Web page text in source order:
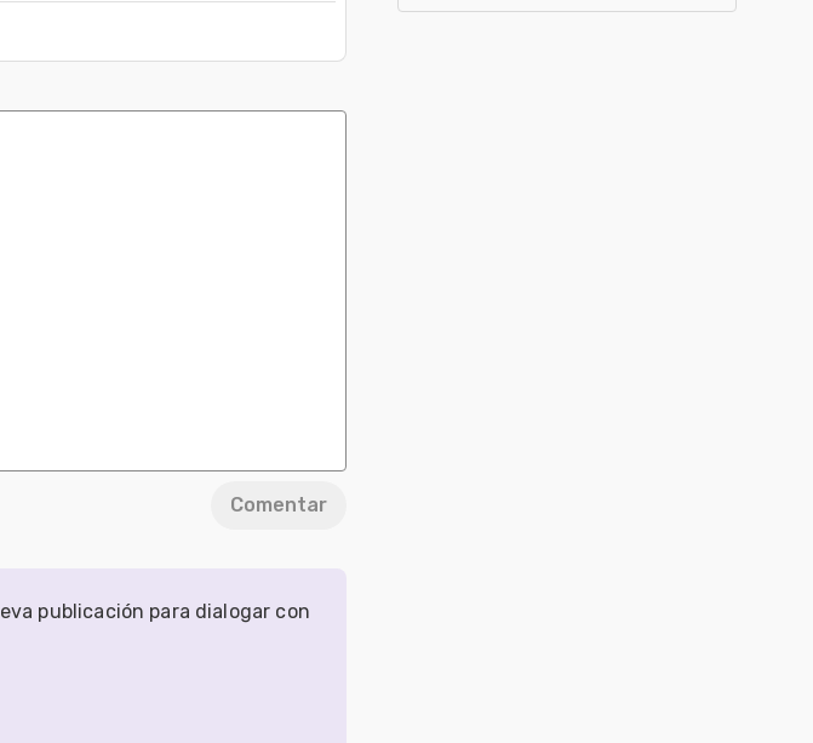
Comentar
publicación para dialogar con